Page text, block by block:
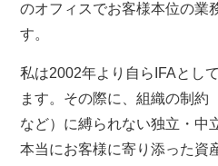
のオフィスでお客様本位の業
す。
私は2002年より自らIFAとし
ます。その際に、組織の制約
など）に縛られない独立・中
本当にお客様に寄り添った資